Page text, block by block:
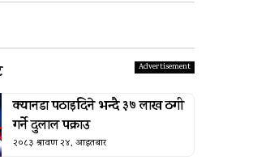
क्यानडा पठाइदिने भन्दै ३७ लाख ठगी
गर्ने दुलाल पक्राउ
२०८३ श्रावण २४, आइतबार